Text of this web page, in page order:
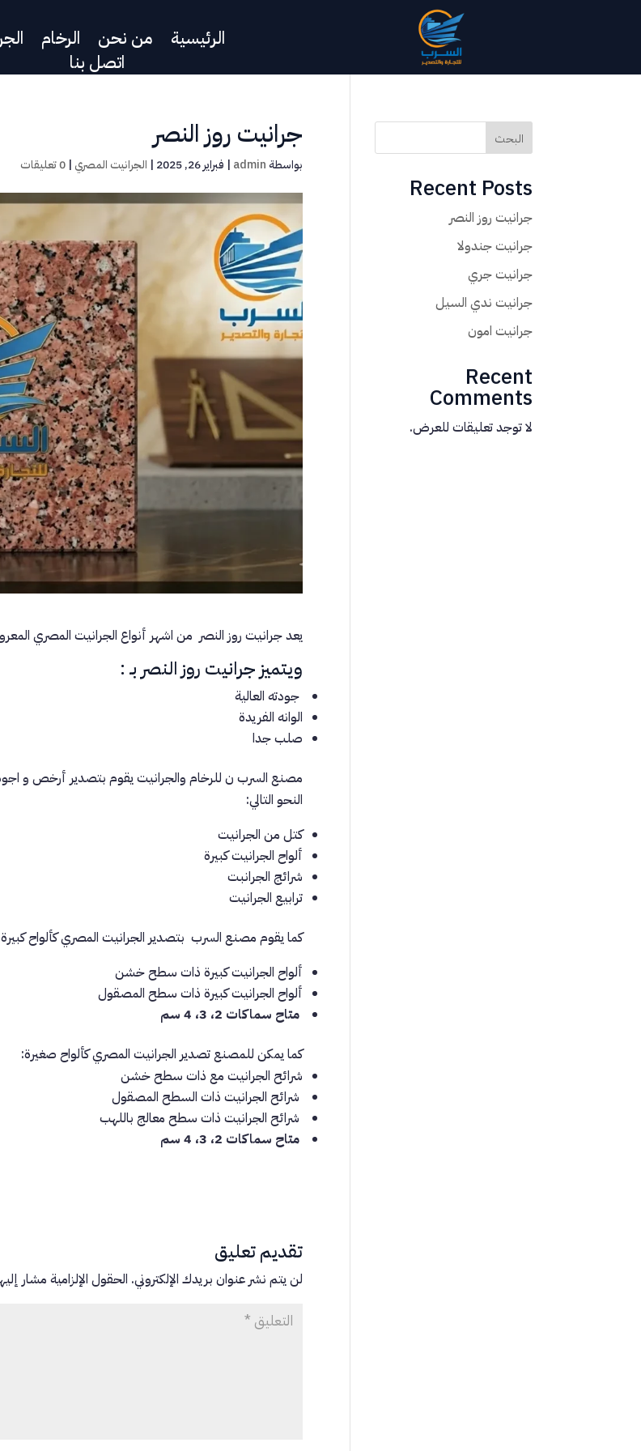
الرئيسية من نحن الرخام
اتصل بنا
جرانيت روز النصر
بواسطة admin
| فبراير 26, 2025 | الجرانيت المصري | 0 تعليقات
يعد جرانيت روز النصر من اشهر أنواع الجرانيت المصري
ويتميز جرانيت روز النصر بـ :
جودته العالية
الوانه الفريدة
صلب جدا
مصنع السرب ن للرخام والجرانيت يقوم بتصدير أرخص و
النحو التالي:
كتل من الجرانيت
ألواح الجرانيت كبيرة
شرائج الجرانبت
ترابيع الجرانيت
كما يقوم مصنع السرب بتصدير الجرانيت المصري كألواح كبيرة
ألواح الجرانيت كبيرة ذات سطح خشن
ألواح الجرانيت كبيرة ذات سطح المصقول
متاح سماكات 2، 3، 4 سم
كما يمكن للمصنع تصدير الجرانيت المصري كألواح صغيرة:
شرائح الجرانيت مع ذات سطح خشن
شرائح الجرانيت ذات السطح المصقول
شرائح الجرانيت ذات سطح معالج باللهب
متاح سماكات 2، 3، 4 سم
تقديم تعليق
لن يتم نشر عنوان بريدك الإلكتروني. الحقول الإلزامية مشار
البحث
Recent Posts
جرانيت روز النصر
جرانيت جندولا
جرانيت جري
جرانيت ندي السيل
جرانيت امون
Recent
Comments
لا توجد تعليقات للعرض.